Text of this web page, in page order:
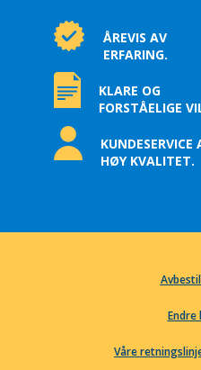
ÅREVIS AV
ERFARING.
KLARE OG
FORSTÅELIGE
KUNDESERVICE
HØY KVALITET.
Endre
Våre